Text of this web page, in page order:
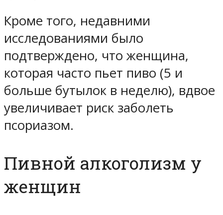
Кроме того, недавними
исследованиями было
подтверждено, что женщина,
которая часто пьет пиво (5 и
больше бутылок в неделю), вдвое
увеличивает риск заболеть
псориазом.
Пивной алкоголизм у
женщин